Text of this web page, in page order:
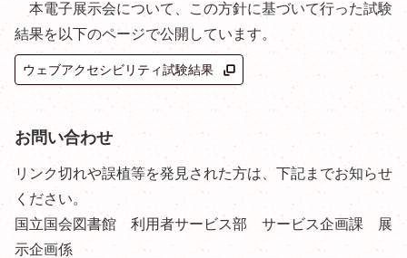
本電子展示会について、この方針に基づいて行った試験
結果を以下のページで公開しています。
ウェブアクセシビリティ試験結果
お問い合わせ
リンク切れや誤植等を発見された方は、下記までお知らせ
ください。
国立国会図書館 利用者サービス部 サービス企画課 展
示企画係